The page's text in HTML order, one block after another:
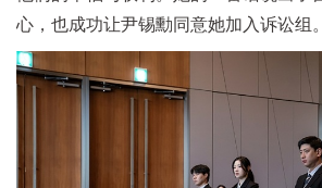
心，也成功让尹锡勳同意她加入诉讼组。